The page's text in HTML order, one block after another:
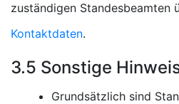
zuständigen Standesbeamten
Kontaktdaten.
3.5 Sonstige
Grundsätzlich sind